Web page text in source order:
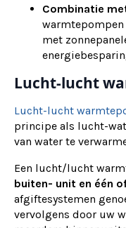
Combinatie
met
Lucht-lucht
Lucht-lucht
principe als lucht-
van water te
Een lucht/lucht
buiten- unit en één
afgiftesystemen
vervolgens door uw